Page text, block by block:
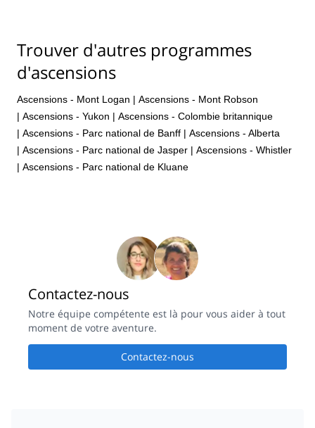
Trouver d'autres programmes
d'ascensions
Ascensions - Mont Logan | Ascensions - Mont Robson
| Ascensions - Yukon | Ascensions - Colombie britannique
| Ascensions - Parc national de Banff | Ascensions - Alberta
| Ascensions - Parc national de Jasper | Ascensions - Whistler
| Ascensions - Parc national de Kluane
Contactez-nous
Notre équipe compétente est là pour vous aider à tout
moment de votre aventure.
Contactez-nous